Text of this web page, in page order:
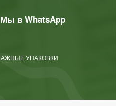
Мы в WhatsApp
УПАКОВКИ